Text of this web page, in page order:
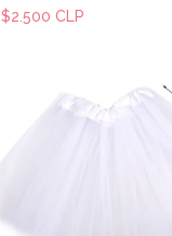
$2.500 CLP